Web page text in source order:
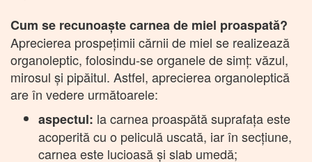
Cum se recunoaște carnea de miel proaspată?
Aprecierea prospețimii cărnii de miel se realizează
organoleptic, folosindu-se organele de simț: văzul,
mirosul și pipăitul. Astfel, aprecierea organoleptică
are în vedere următoarele:
aspectul: la carnea proaspătă suprafața este
acoperită cu o peliculă uscată, iar în secțiune,
carnea este lucioasă și slab umedă;